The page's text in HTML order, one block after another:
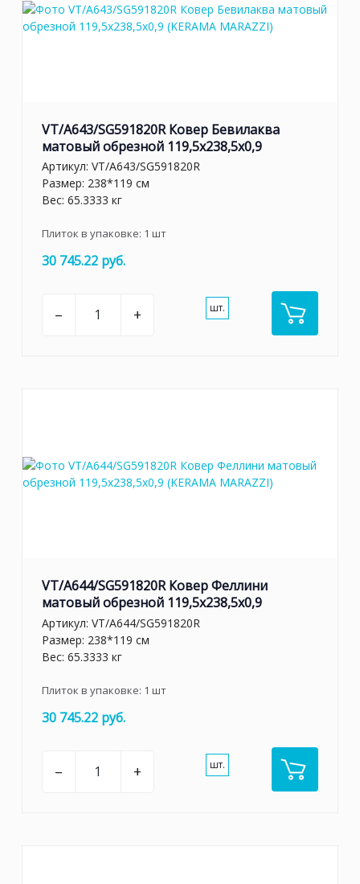
VT/A643/SG591820R Ковер Бевилаква
матовый обрезной 119,5x238,5x0,9
Артикул: VT/A643/SG591820R
Размер: 238*119 см
Вес: 65.3333 кг
Плиток в упаковке: 1 шт
30 745.22 руб.
– + шт.
VT/A644/SG591820R Ковер Феллини
матовый обрезной 119,5x238,5x0,9
Артикул: VT/A644/SG591820R
Размер: 238*119 см
Вес: 65.3333 кг
Плиток в упаковке: 1 шт
30 745.22 руб.
– + шт.